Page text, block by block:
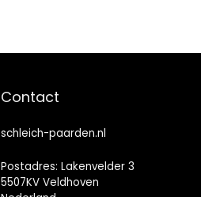
Contact
schleich-paarden.nl
Postadres: Lakenvelder 3
5507KV Veldhoven